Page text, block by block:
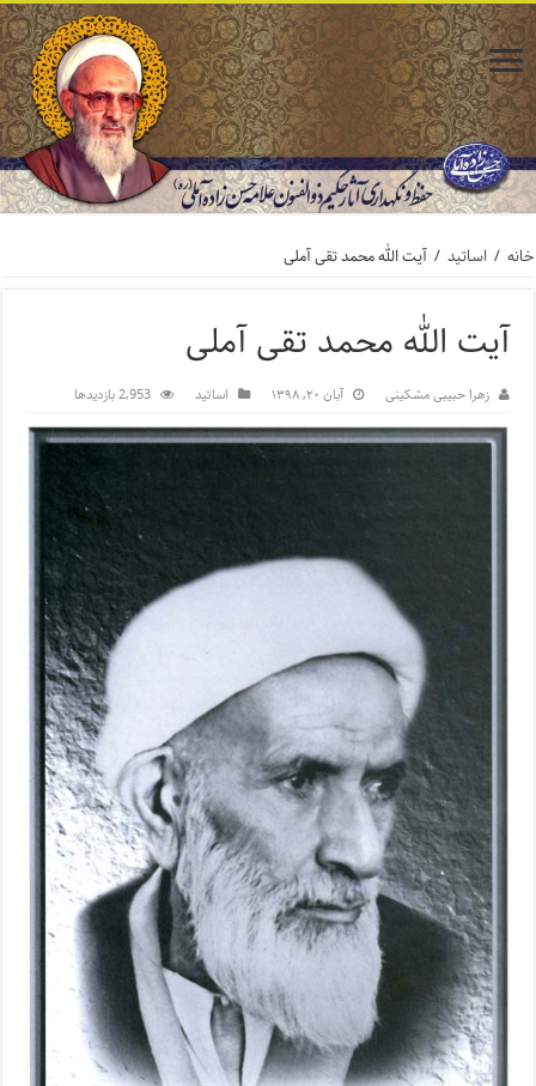
خانه / اساتید / آیت الله محمد تقی آملی
آیت الله محمد تقی آملی
زهرا حبیبی مشکینی آبان ۲۰, ۱۳۹۸ اساتید 2,953 بازدیدها